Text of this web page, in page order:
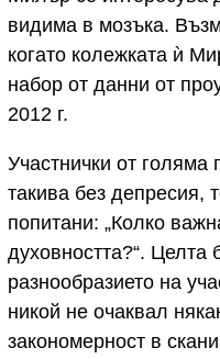
видима в мозъка.
когато колежката ѝ
набор от данни от
2012 г.
Участнички от голяма
такива без депресия,
попитани: „Колко
духовността?“. Целта
разнообразието на
никой не очаквал
закономерност в